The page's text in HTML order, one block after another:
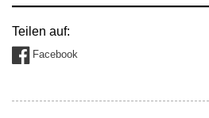
Teilen auf:
Facebook